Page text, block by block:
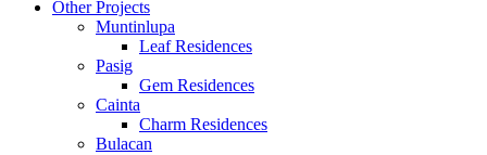
Other Projects
Muntinlupa
Leaf Residences
Pasig
Gem Residences
Cainta
Charm Residences
Bulacan